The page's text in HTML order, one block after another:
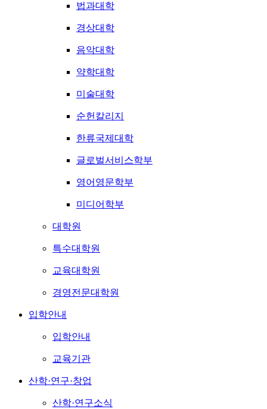
법과대학
경상대학
음악대학
약학대학
미술대학
순헌칼리지
한류국제대학
글로벌서비스학부
영어영문학부
미디어학부
대학원
특수대학원
교육대학원
경영전문대학원
입학안내
입학안내
교육기관
산학·연구·창업
산학·연구소식